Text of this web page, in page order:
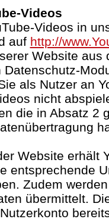
Videos
Videos in
auf http://
Website aus
als Nutzer an
nicht
die in Absatz 2
Website erhält
entsprechende
Zudem
übermittelt.